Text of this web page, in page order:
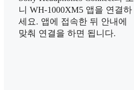
니 WH-1000XM5 앱을 연결하
세요. 앱에 접속한 뒤 안내에
맞춰 연결을 하면 됩니다.